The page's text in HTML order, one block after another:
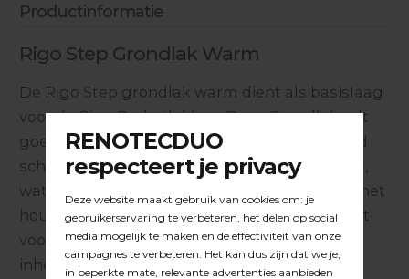
Productinformatie
Rigo Step Grondlak Warm
De Rigo Step grondlak warm dient als basislaag
voor de Rigo Parketlakken. Deze Grondlak rolt
goed, is aanzetvrij, spettert niet en is ook goed
schuurbaar. Deze grondlak is warm van kleur,
wat een prachtig kleurverdiepend effect aan het
hout geeft. Het gebruik van de grondlak zorgt
voor een goede opsluiting van de
inhoudsstoffen in het hout en kan bovendien